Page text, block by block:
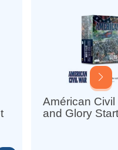
Américan Civil
and Glory